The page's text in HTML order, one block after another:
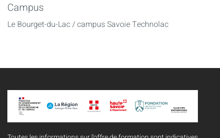
Campus
Le Bourget-du-Lac / campus Savoie Technolac